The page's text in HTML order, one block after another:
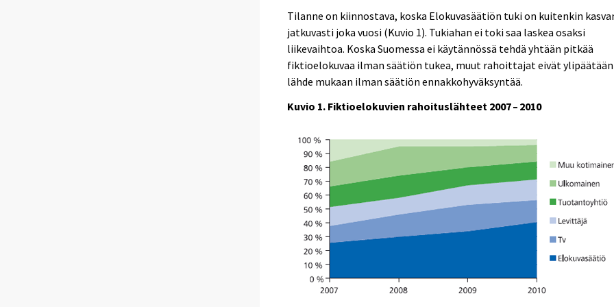
Tilanne on kiinnostava, koska Elokuvasäätiön tuki on kuitenkin
jatkuvasti joka vuosi (Kuvio 1). Tukiahan ei toki saa laskea osaksi
liikevaihtoa. Koska Suomessa ei käytännössä tehdä yhtään pitkää
fiktioelokuvaa ilman säätiön tukea, muut rahoittajat eivät ylipäätään
lähde mukaan ilman säätiön ennakkohyväksyntää.
Kuvio 1. Fiktioelokuvien rahoituslähteet 2007 – 2010